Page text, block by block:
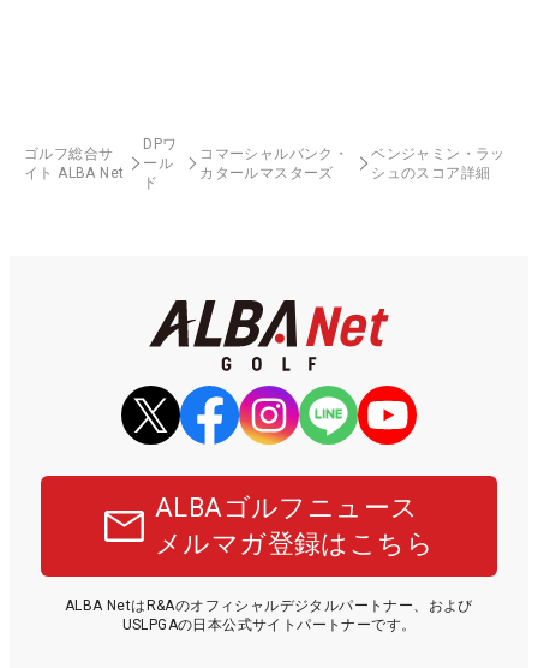
ゴルフ総合サ
イト ALBA Net
DPワ
ール
ド
コマーシャルバンク・
カタールマスターズ
ベンジャミン・ラッ
シュのスコア詳細
ALBAゴルフニュース
メルマガ登録はこちら
ALBA NetはR&Aのオフィシャルデジタルパートナー、および
USLPGAの日本公式サイトパートナーです。